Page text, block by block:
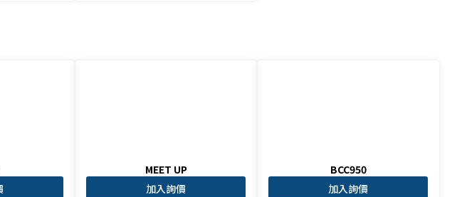
MEET UP
加入詢價
BCC950
加入詢價